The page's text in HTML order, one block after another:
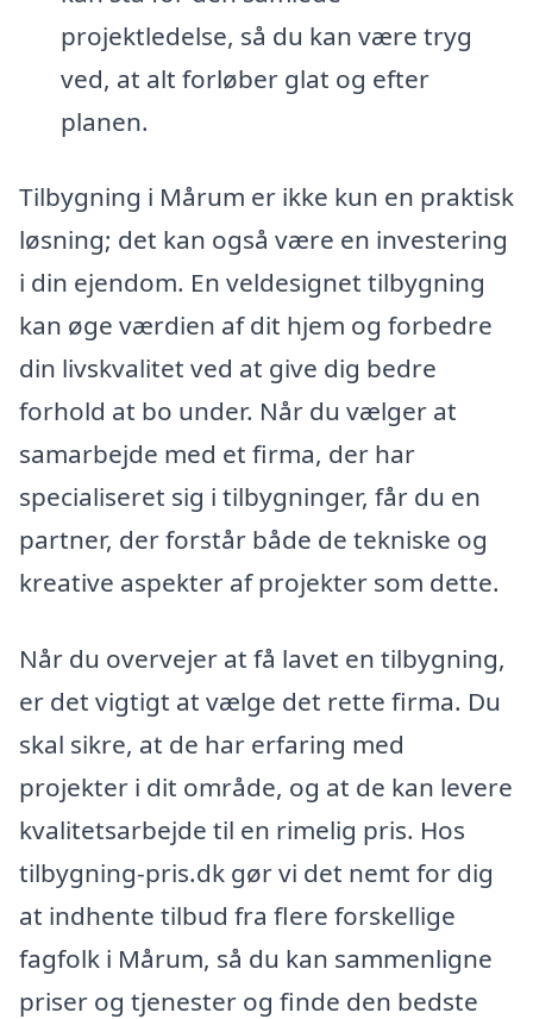
projektledelse, så du kan være tryg
ved, at alt forløber glat og efter
planen.
Tilbygning i Mårum er ikke kun en praktisk
løsning; det kan også være en investering
i din ejendom. En veldesignet tilbygning
kan øge værdien af dit hjem og forbedre
din livskvalitet ved at give dig bedre
forhold at bo under. Når du vælger at
samarbejde med et firma, der har
specialiseret sig i tilbygninger, får du en
partner, der forstår både de tekniske og
kreative aspekter af projekter som dette.
Når du overvejer at få lavet en tilbygning,
er det vigtigt at vælge det rette firma. Du
skal sikre, at de har erfaring med
projekter i dit område, og at de kan levere
kvalitetsarbejde til en rimelig pris. Hos
tilbygning-pris.dk gør vi det nemt for dig
at indhente tilbud fra flere forskellige
fagfolk i Mårum, så du kan sammenligne
priser og tjenester og finde den bedste